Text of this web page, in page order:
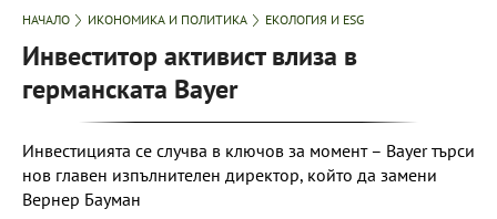
НАЧАЛО ИКОНОМИКА И ПОЛИТИКА ЕКОЛОГИЯ И ESG
Инвеститор активист влиза в
германската Bayer
Инвестицията се случва в ключов за момент – Bayer търси
нов главен изпълнителен директор, който да замени
Вернер Бауман